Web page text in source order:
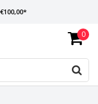
DAG VERZONDEN 0